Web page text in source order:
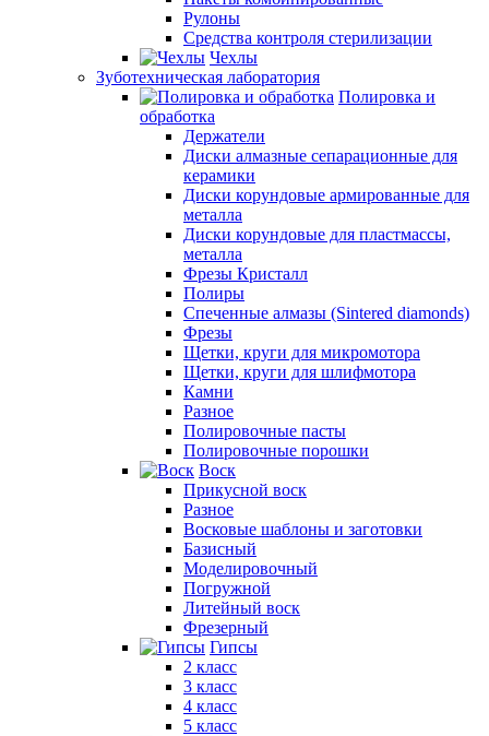
Рулоны
Средства контроля стерилизации
Чехлы
Зуботехническая лаборатория
Полировка и
обработка
Держатели
Диски алмазные сепарационные для
керамики
Диски корундовые армированные для
металла
Диски корундовые для пластмассы,
металла
Фрезы Кристалл
Полиры
Спеченные алмазы (Sintered diamonds)
Фрезы
Щетки, круги для микромотора
Щетки, круги для шлифмотора
Камни
Разное
Полировочные пасты
Полировочные порошки
Воск
Прикусной воск
Разное
Восковые шаблоны и заготовки
Базисный
Моделировочный
Погружной
Литейный воск
Фрезерный
Гипсы
2 класс
3 класс
4 класс
5 класс